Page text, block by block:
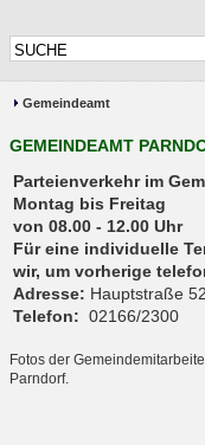
Gemeindeamt
GEMEINDEAMT
Parteienverkehr
Montag bis Freitag
von 08.00 - 12.00 Uhr
Für eine individuelle
wir, um vorherige
Adresse: Hauptstraße
Telefon: 02166/2300
Fotos der
Parndorf.